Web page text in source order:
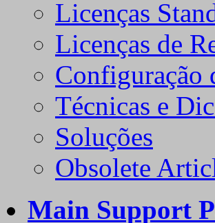
Licenças
Licenças de
Configuração
Técnicas e
Soluções
Obsolete
Main Support